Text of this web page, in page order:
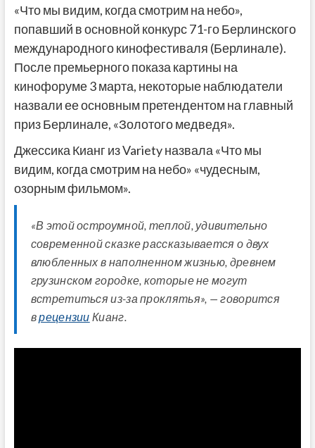
«Что мы видим, когда смотрим на небо»,
попавший в основной конкурс 71-го Берлинского
международного кинофестиваля (Берлинале).
После премьерного показа картины на
кинофоруме 3 марта, некоторые наблюдатели
назвали ее основным претендентом на главный
приз Берлинале, «Золотого медведя».
Джессика Кианг из Variety назвала «Что мы
видим, когда смотрим на небо» «чудесным,
озорным фильмом».
«В этой остроумной, теплой, удивительно
современной сказке рассказывается о двух
влюбленных в наполненном жизнью, древнем
грузинском городке, которые не могут
встретиться из-за проклятья», — говорится
врецензии Кианг.